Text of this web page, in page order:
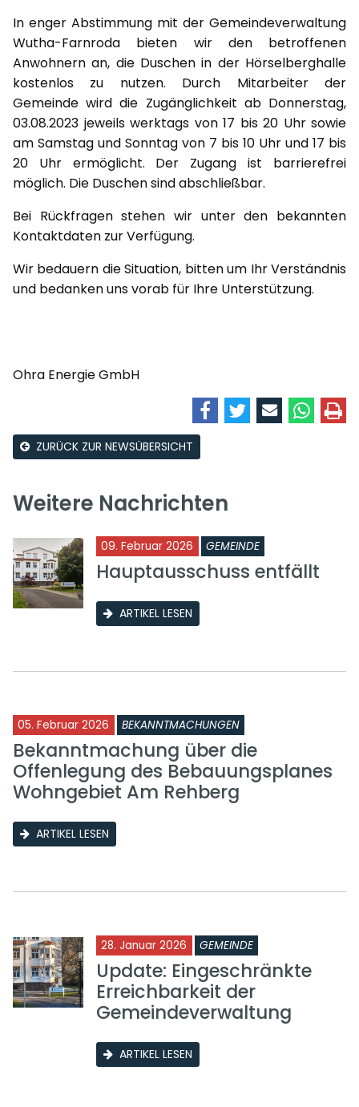
In enger Abstimmung mit der Gemeindeverwaltung
Wutha-Farnroda bieten wir den betroffenen
Anwohnern an, die Duschen in der Hörselberghalle
kostenlos zu nutzen. Durch Mitarbeiter der
Gemeinde wird die Zugänglichkeit ab Donnerstag,
03.08.2023 jeweils werktags von 17 bis 20 Uhr sowie
am Samstag und Sonntag von 7 bis 10 Uhr und 17 bis
20 Uhr ermöglicht. Der Zugang ist barrierefrei
möglich. Die Duschen sind abschließbar.
Bei Rückfragen stehen wir unter den bekannten
Kontaktdaten zur Verfügung.
Wir bedauern die Situation, bitten um Ihr Verständnis
und bedanken uns vorab für Ihre Unterstützung.
Ohra Energie GmbH
ZURÜCK ZUR NEWSÜBERSICHT
Weitere Nachrichten
09. Februar 2026 GEMEINDE
Hauptausschuss entfällt
ARTIKEL LESEN
05. Februar 2026 BEKANNTMACHUNGEN
Bekanntmachung über die
Offenlegung des Bebauungsplanes
Wohngebiet Am Rehberg
ARTIKEL LESEN
28. Januar 2026 GEMEINDE
Update: Eingeschränkte
Erreichbarkeit der
Gemeindeverwaltung
ARTIKEL LESEN